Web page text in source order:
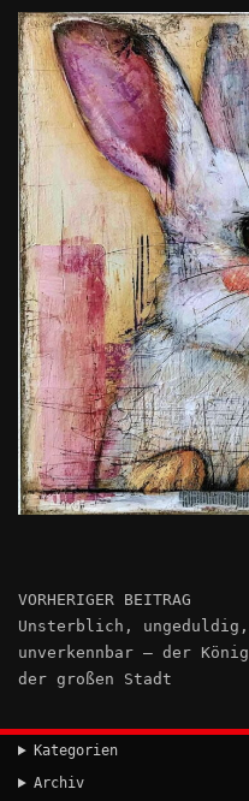
VORHERIGER BEITRAG
Unsterblich, ungeduldig,
unverkennbar – der König
der großen Stadt
Kategorien
Archiv